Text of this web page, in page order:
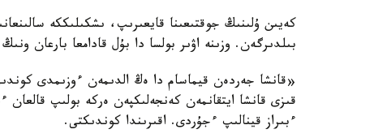
كەيىن ۇلىنىڭ جوقتىعىنا قايعىرىپ، ىشكىلىككە
بىلدىرگەن. وزىنە اۋىر بولسا دا بۇل قادامعا بارعان
«قانشا جەردەن قيماسام دا ەڭ الدىمەن ءوزىمدى
قىزى قانشا ايتقانمەن كەنجەلىكپەن ەركە بولىپ
ءبىراز قينالىپ ءجۇردى. اقىرىندا كوندىكتى.